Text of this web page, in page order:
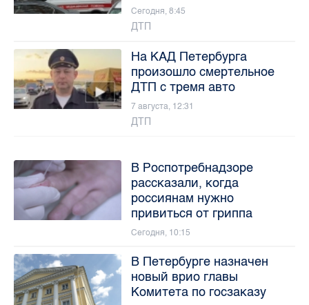
Сегодня, 8:45
ДТП
На КАД Петербурга
произошло смертельное
ДТП с тремя авто
7 августа, 12:31
ДТП
В Роспотребнадзоре
рассказали, когда
россиянам нужно
привиться от гриппа
Сегодня, 10:15
В Петербурге назначен
новый врио главы
Комитета по госзаказу